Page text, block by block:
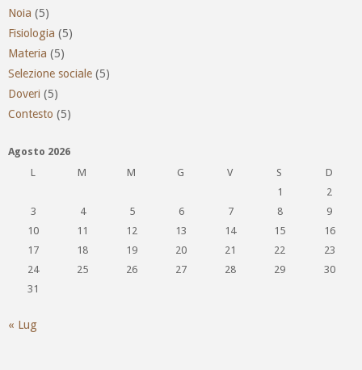
Noia (5)
Fisiologia (5)
Materia (5)
Selezione sociale (5)
Doveri (5)
Contesto (5)
Agosto 2026
L
M M G V S
D
1
2
3
4 5 6 7 8
9
10
11 12 13 14 15
16
17
18 19 20 21 22
23
24
25 26 27 28 29
30
31
« Lug